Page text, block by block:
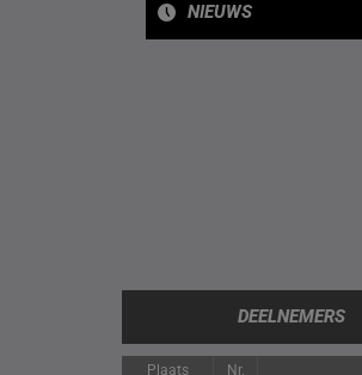
NIEUWS
DEELNEMERS
Plaats Nr.